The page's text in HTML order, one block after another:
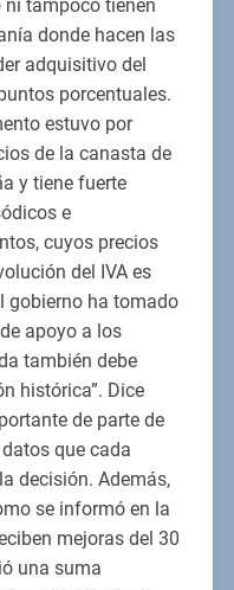
ni tampoco tienen
donde hacen las
adquisitivo del
porcentuales.
estuvo por
de la canasta de
y tiene fuerte
e
cuyos precios
del IVA es
gobierno ha tomado
apoyo a los
también debe
histórica”. Dice
de parte de
que cada
decisión. Además,
se informó en la
mejoras del 30
una suma